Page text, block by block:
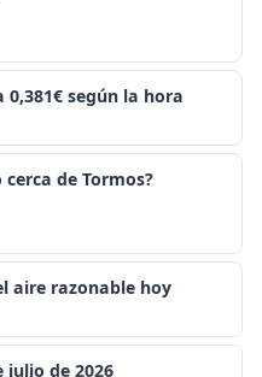
0,381€ según la hora
de Tormos?
aire razonable hoy
julio de 2026